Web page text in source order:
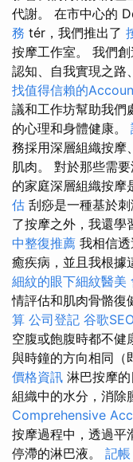
代謝。 在市中心的
務 tér，我們推出了
按摩工作室。 我們
認知、自我實現之路
找值得信賴的
議和工作坊幫助我們
的心理和身體健康。
務採用深層組織按摩
肌肉。 對於那些需
的家庭深層組織按摩
估 刮痧是一種基於
了按摩之外，我還學
中整復推薦 我相信
癒疾病，並且我根據
細紋的眼下細紋醫美
情評估和肌肉骨骼復
算 公司登記 谷歌
空腹或飽腹時都不健
與時鐘的方向相同（
價格資訊 淋巴按摩
組織中的水分，消除
Comprehensive
按摩過程中，透過平
停滯的淋巴液。 記帳